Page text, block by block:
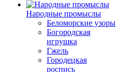
Народные промыслы
Беломорские узоры
Богородская
игрушка
Гжель
Городецкая
роспись